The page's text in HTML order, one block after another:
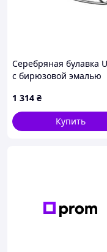
Серебряная булавка
с бирюзовой эмалью
1 314 ₴
Купить